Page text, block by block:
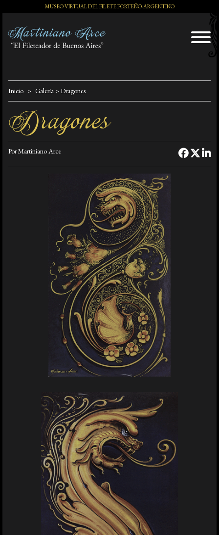
MUSEO VIRTUAL DEL FILETE PORTEÑO-ARGENTINO
El Artista
Exposiciones
Tango y Milonga
Galería
Inicio Galería> Dragones
Dragones
Por Martiniano Arce